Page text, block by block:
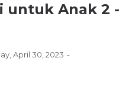
untuk Anak 2 -
April 30, 2023